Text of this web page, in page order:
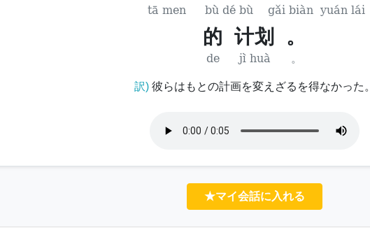
tā men bù dé bù gǎi biàn yuán lái
的 计划 。
de jì huà 。
訳)彼らはもとの計画を変えざるを得なかった。
★マイ会話に入れる